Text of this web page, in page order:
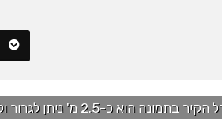
כ-2.5 מ' ניתן לגרור ולהזיז את התמונה